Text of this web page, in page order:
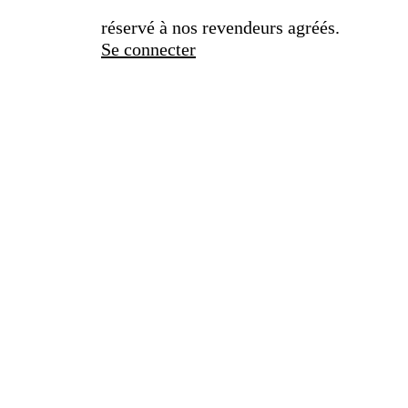
réservé à nos revendeurs agréés.
Se connecter